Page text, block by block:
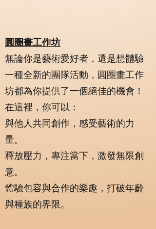
圓圈畫工作坊
無論你是藝術愛好者，還是想體驗
一種全新的團隊活動，圓圈畫工作
坊都為你提供了一個絕佳的機會！
在這裡，你可以：
與他人共同創作，感受藝術的力
量。
釋放壓力，專注當下，激發無限創
意。
體驗包容與合作的樂趣，打破年齡
與種族的界限。